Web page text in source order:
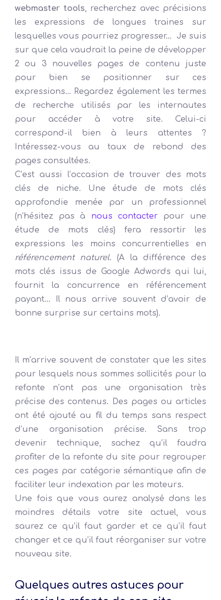
webmaster tools, recherchez avec précisions
les expressions de longues traines sur
lesquelles vous pourriez progresser… Je suis
sur que cela vaudrait la peine de développer
2 ou 3 nouvelles pages de contenu juste
pour bien se positionner sur ces
expressions… Regardez également les termes
de recherche utilisés par les internautes
pour accéder à votre site. Celui-ci
correspond-il bien à leurs attentes ?
Intéressez-vous au taux de rebond des
pages consultées.
C’est aussi l’occasion de trouver des mots
clés de niche. Une étude de mots clés
approfondie menée par un professionnel
(n’hésitez pas à nous contacterpour une
étude de mots clés) fera ressortir les
expressions les moins concurrentielles en
référencement naturel. (A la différence des
mots clés issus de Google Adwords qui lui,
fournit la concurrence en référencement
payant… Il nous arrive souvent d’avoir de
bonne surprise sur certains mots).
Il m’arrive souvent de constater que les sites
pour lesquels nous sommes sollicités pour la
refonte n’ont pas une organisation très
précise des contenus. Des pages ou articles
ont été ajouté au fil du temps sans respect
d’une organisation précise. Sans trop
devenir technique, sachez qu’il faudra
profiter de la refonte du site pour regrouper
ces pages par catégorie sémantique afin de
faciliter leur indexation par les moteurs.
Une fois que vous aurez analysé dans les
moindres détails votre site actuel, vous
saurez ce qu’il faut garder et ce qu’il faut
changer et ce qu’il faut réorganiser sur votre
nouveau site.
Quelques autres astuces pour